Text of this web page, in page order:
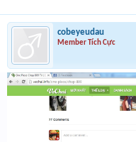
cobeyeudau
Member Tích Cực